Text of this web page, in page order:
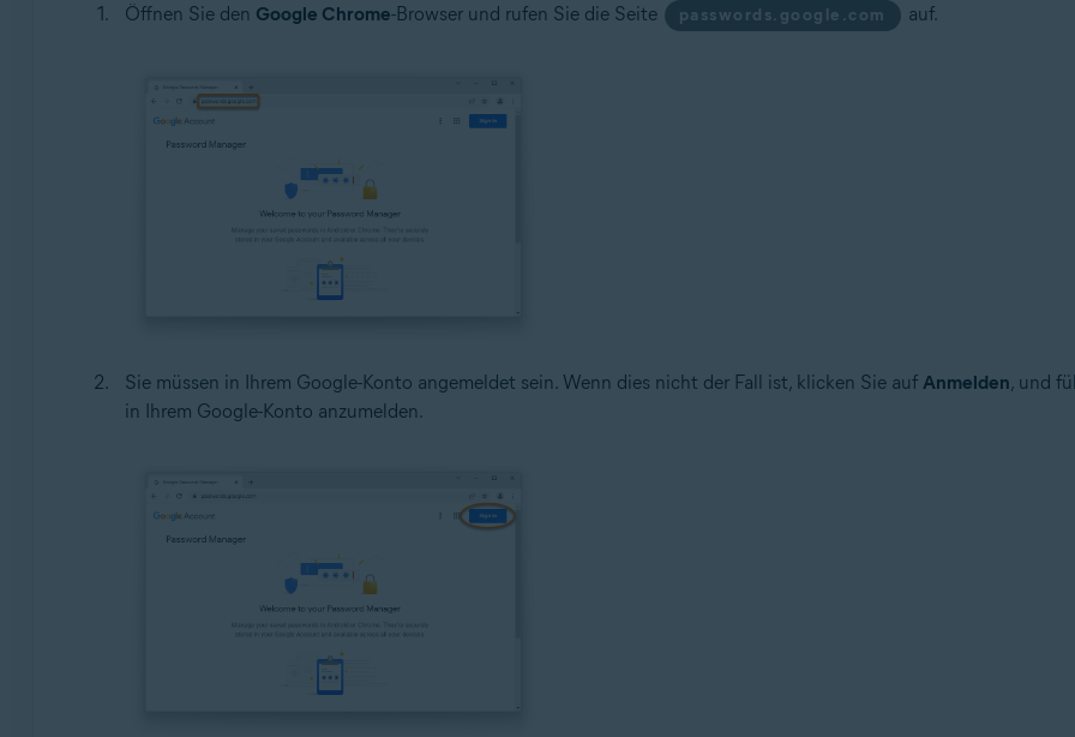
Öffnen Sie den Google Chrome-Browser und rufen Sie die Seite passwords.google.com auf.
Sie müssen in Ihrem Google-Konto angemeldet sein. Wenn dies nicht der Fall ist, klicken Sie auf Anmelden, und
in Ihrem Google-Konto anzumelden.